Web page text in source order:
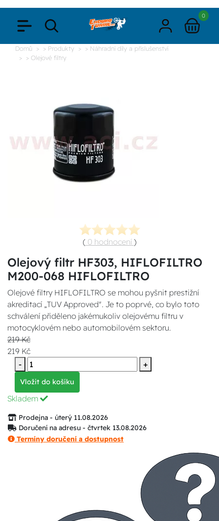
0
Domů > Produkty
> Náhradní díly a příslušenství
> Olejové filtry
( 0 hodnocení )
Olejový filtr HF303, HIFLOFILTRO
M200-068 HIFLOFILTRO
Olejové filtry HIFLOFILTRO se mohou pyšnit prestižní
akreditací „TUV Approved". Je to poprvé, co bylo toto
schválení přiděleno jakémukoliv olejovému filtru v
motocyklovém nebo automobilovém sektoru.
219 Kč
219 Kč
-
+
Vložit do košíku
Skladem
Prodejna - úterý 11.08.2026
Doručení na adresu - čtvrtek 13.08.2026
Termíny doručení a dostupnost